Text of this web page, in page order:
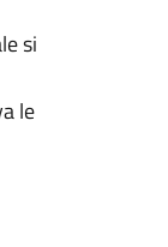
si
le